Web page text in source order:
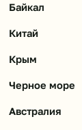
Байкал
Китай
Крым
Черное море
Австралия